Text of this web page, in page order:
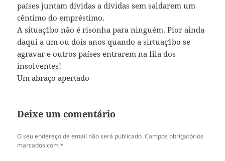
países juntam dívidas a dívidas sem saldarem um
cêntimo do empréstimo.
A situaç1bo não é risonha para ninguém. Pior ainda
daqui a um ou dois anos quando a sirtuaç1bo se
agravar e outros países entrarem na fila dos
insolventes!
Um abraço apertado
Deixe um comentário
O seu endereço de email não será publicado. Campos obrigatórios
marcados com*